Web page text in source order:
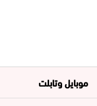
موبايل وتابلت